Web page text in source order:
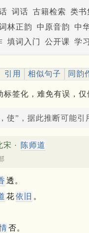
词话 古籍检索 类书
林正韵 中原音韵 中
填词入门 公开课 学
引用 相似句子 同韵
签化，难免有误，仅
使”，据此推断可能引
宋 · 陈师道
透。
花依旧 。
否。